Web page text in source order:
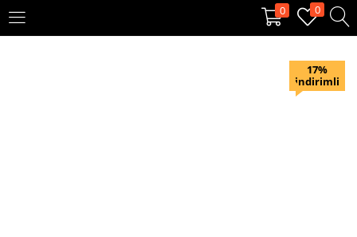
0 0
KAYIT OL
17%
indirimli